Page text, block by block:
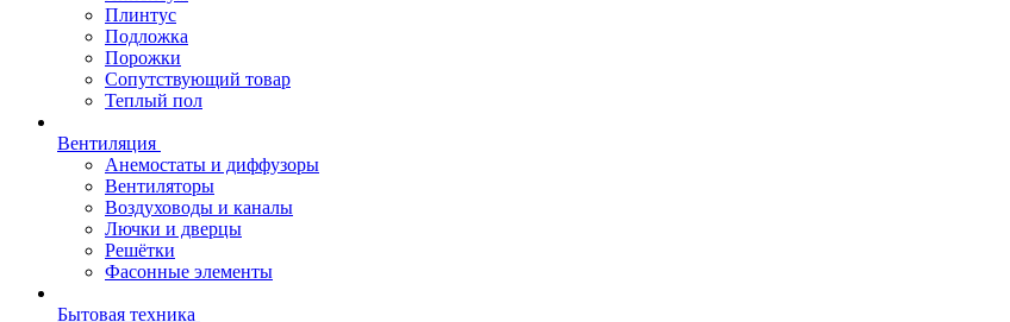
Плинтус
Подложка
Порожки
Сопутствующий товар
Теплый пол
Вентиляция
Анемостаты и диффузоры
Вентиляторы
Воздуховоды и каналы
Лючки и дверцы
Решётки
Фасонные элементы
Бытовая техника